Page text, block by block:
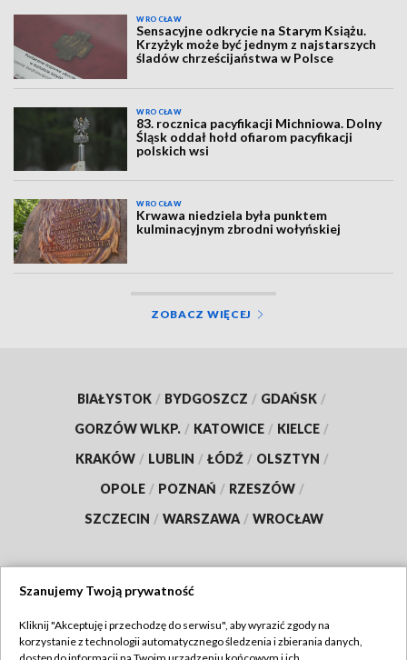
WROCŁAW
Sensacyjne odkrycie na Starym Książu.
Krzyżyk może być jednym z najstarszych
śladów chrześcijaństwa w Polsce
WROCŁAW
83. rocznica pacyfikacji Michniowa. Dolny
Śląsk oddał hołd ofiarom pacyfikacji
polskich wsi
WROCŁAW
Krwawa niedziela była punktem
kulminacyjnym zbrodni wołyńskiej
ZOBACZ WIĘCEJ
BIAŁYSTOK / BYDGOSZCZ / GDAŃSK /
GORZÓW WLKP. / KATOWICE / KIELCE /
KRAKÓW / LUBLIN / ŁÓDŹ / OLSZTYN /
OPOLE / POZNAŃ / RZESZÓW /
SZCZECIN / WARSZAWA / WROCŁAW
TVP
Szanujemy Twoją prywatność
Kliknij "Akceptuję i przechodzę do serwisu", aby wyrazić zgody na
korzystanie z technologii automatycznego śledzenia i zbierania danych,